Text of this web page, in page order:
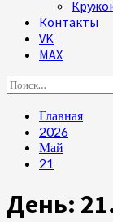
Контакты
VK
MAX
Найти:
Главная
2026
Май
21
День: